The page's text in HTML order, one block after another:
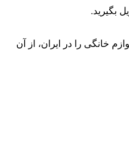
بگیرید.
خانگی را در ایران، از آن